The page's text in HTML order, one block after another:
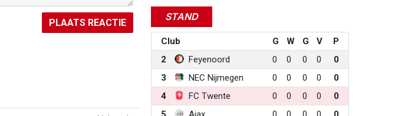
PLAATS REACTIE
STAND
Club G W G V
P
2
Feyenoord 0 0 0 0
0
3
NEC Nijmegen 0 0 0 0
0
4
FC Twente 0 0 0 0
0